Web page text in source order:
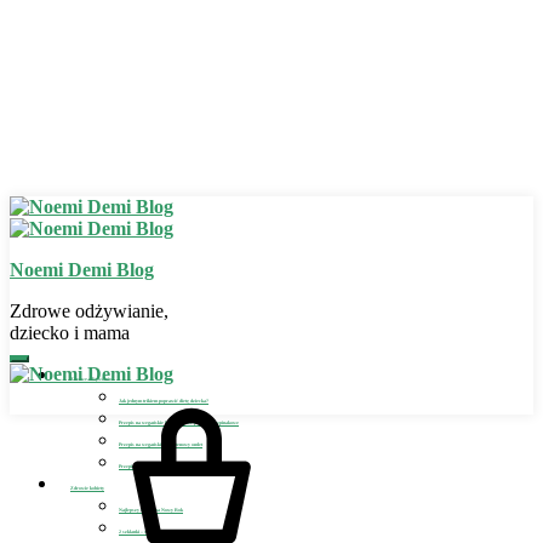
Noemi Demi Blog
Zdrowe odżywianie,
dziecko i mama
Zdrowe odżywianie
Jak jednym trikiem poprawić dietę dziecka?
Przepis na wegańskie bezglutenowe placuszki szpinakowe
Przepis na wegański bezglutenowy omlet
Przepis na wegańskie lody dla dziecka
Zdrowie kobiety
Najlepszy detoks na Nowy Rok
2 szklanki – sposób na detoks i odchudzanie